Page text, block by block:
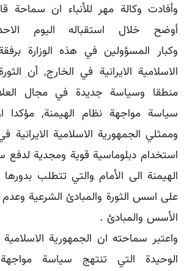
وأفادت وكالة مهر للأنباء ان سماحة
أوضح خلال استقباله اليوم
وكبار المسؤولين في هذه الوزارة
الاسلامية الايرانية في الخارج, أن
منطقا وسياسة جديدة في مجال
سياسة مواجهة نظام الهيمنة, مؤكدا
وممثلي الجمهورية الاسلامية
استخدام دبلوماسية قوية ومجدية لدفع
الهيمنة الى الأمام والتي تتطلب
على اسس الثورة والمبادئ الشرعية
الأسس والمبادئ .
واعتبر سماحته ان الجمهورية الاسلامية
الوحيدة التي تنتهج سياسة